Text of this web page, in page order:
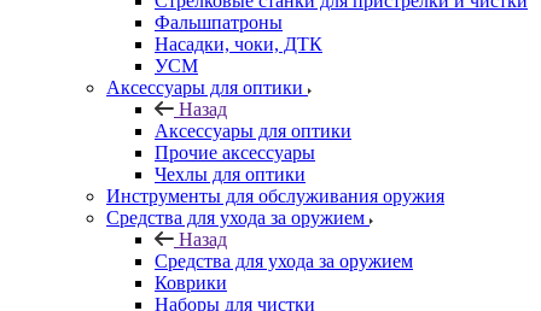
Фальшпатроны
Насадки, чоки, ДТК
УСМ
Аксессуары для оптики
Назад
Аксессуары для оптики
Прочие аксессуары
Чехлы для оптики
Инструменты для обслуживания оружия
Средства для ухода за оружием
Назад
Средства для ухода за оружием
Коврики
Наборы для чистки